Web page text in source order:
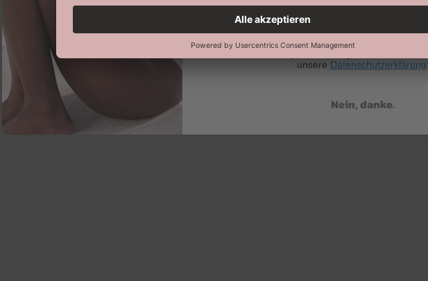
Abonnieren
Keine Datenweitergabe an Dritte. Eine
jederzeit möglich. Hier findest
unsere Datenschutzerklärung
Nein, danke.